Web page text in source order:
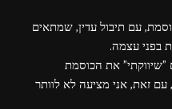
עם תיבול עדין, שמתאים
בפני עצמה.
"שיווקתי" את הכוסמת
זאת, אני מציעה לא לוותר